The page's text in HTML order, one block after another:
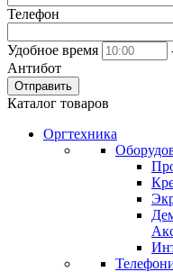
Телефон
Удобное время
Антибот
Отправить
Каталог товаров
Оргтехника